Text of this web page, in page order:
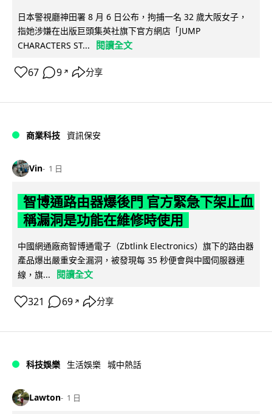
日本警視廳神田署 8 月 6 日公布，拘捕一名 32 歲大阪女子，
指她涉嫌在出版巨頭集英社旗下官方網店「JUMP
CHARACTERS ST...
閱讀全文
67 9 ↗ 分享
商業科技 資訊保安
Vin 1 日
智博通路由器爆後門 官方緊急下架止血
稱漏洞是功能在維修時使用
中國網通廠商智博通電子（Zbtlink Electronics）旗下的路由器
產品爆出嚴重安全漏洞，被發現每 35 秒便會與中國伺服器連
線，旗...
閱讀全文
321 69 ↗ 分享
科技娛樂 生活娛樂 城中熱話
Lawton 1 日